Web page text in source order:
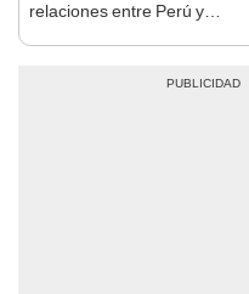
relaciones entre Perú y